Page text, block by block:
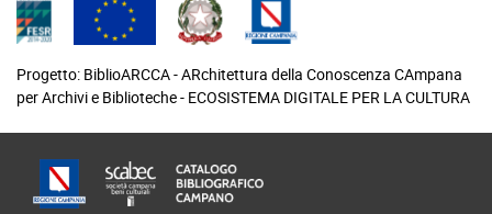
Progetto: BiblioARCCA - ARchitettura della Conoscenza CAmpana
per Archivi e Biblioteche - ECOSISTEMA DIGITALE PER LA CULTURA
footer